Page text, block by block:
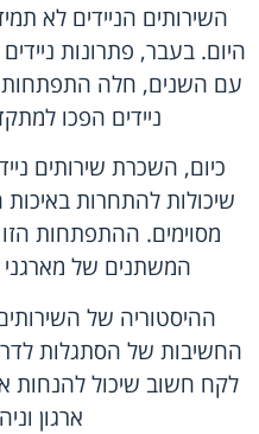
השירותים הניידים לא
היום. בעבר, פתרונות
עם השנים, חלה התפתחות
ניידים הפכו
כיום, השכרת שירותים
שיכולות להתחרות
מסוימים. ההתפתחות
המשתנים של
ההיסטוריה של
החשיבות של הסתגלות
לקח חשוב שיכול
ארגון